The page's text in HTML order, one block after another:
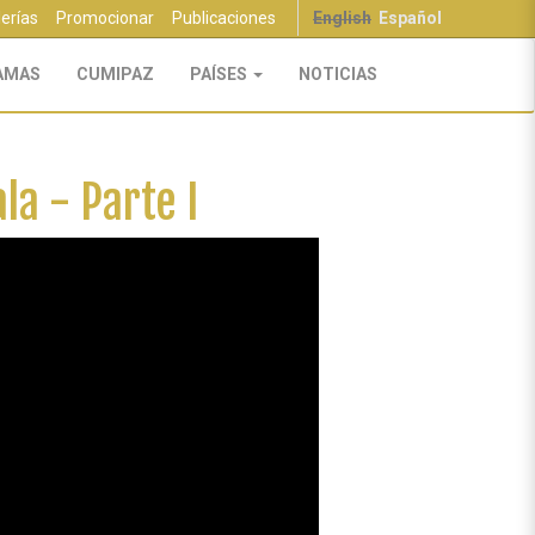
English Español
Promocionar Publicaciones
CUMIPAZ PAÍSES NOTICIAS
- Parte I